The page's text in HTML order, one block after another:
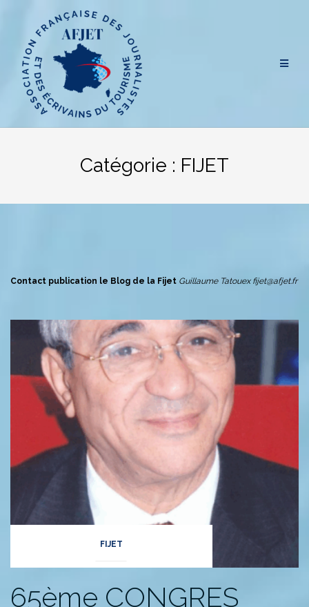
contenu
Catégorie : FIJET
Contact publication le Blog de la Fijet Guillaume Tatouex fijet@afjet.fr
FIJET
65ème CONGRES